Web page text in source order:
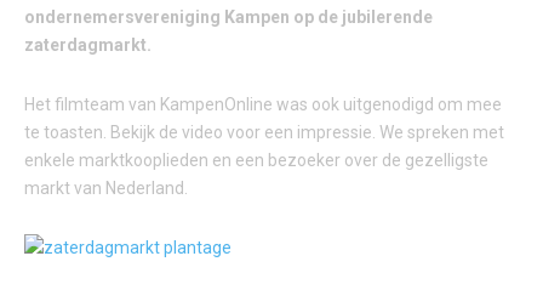
ondernemersvereniging Kampen op de jubilerende
zaterdagmarkt.
Het filmteam van KampenOnline was ook uitgenodigd om mee
te toasten. Bekijk de video voor een impressie. We spreken met
enkele marktkooplieden en een bezoeker over de gezelligste
markt van Nederland.